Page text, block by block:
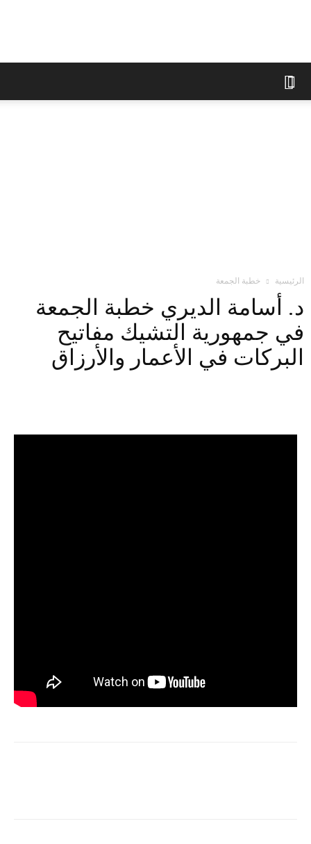
الوقف
الرئيسية خطبة الجمعة
د. أسامة الديري خطبة الجمعة
في جمهورية التشيك مفاتيح
البركات في الأعمار والأرزاق